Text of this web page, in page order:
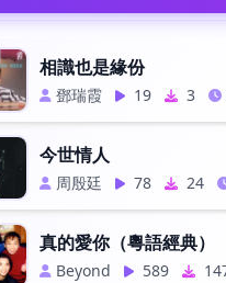
相識也是緣份
鄧瑞霞 19 3
今世情人
周殷廷 78 24
真的愛你（粵語經典）
Beyond 589